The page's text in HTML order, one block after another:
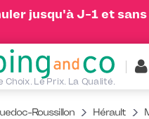
jusqu'à J-1 et sans
Choix. Le Prix. La Qualité.
Roussillon Hérault